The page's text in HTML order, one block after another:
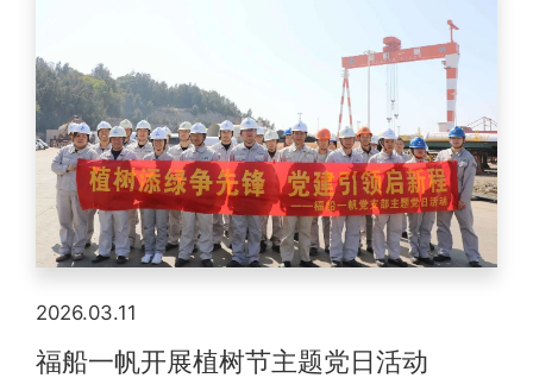
2026.03.11
福船一帆开展植树节主题党日活动